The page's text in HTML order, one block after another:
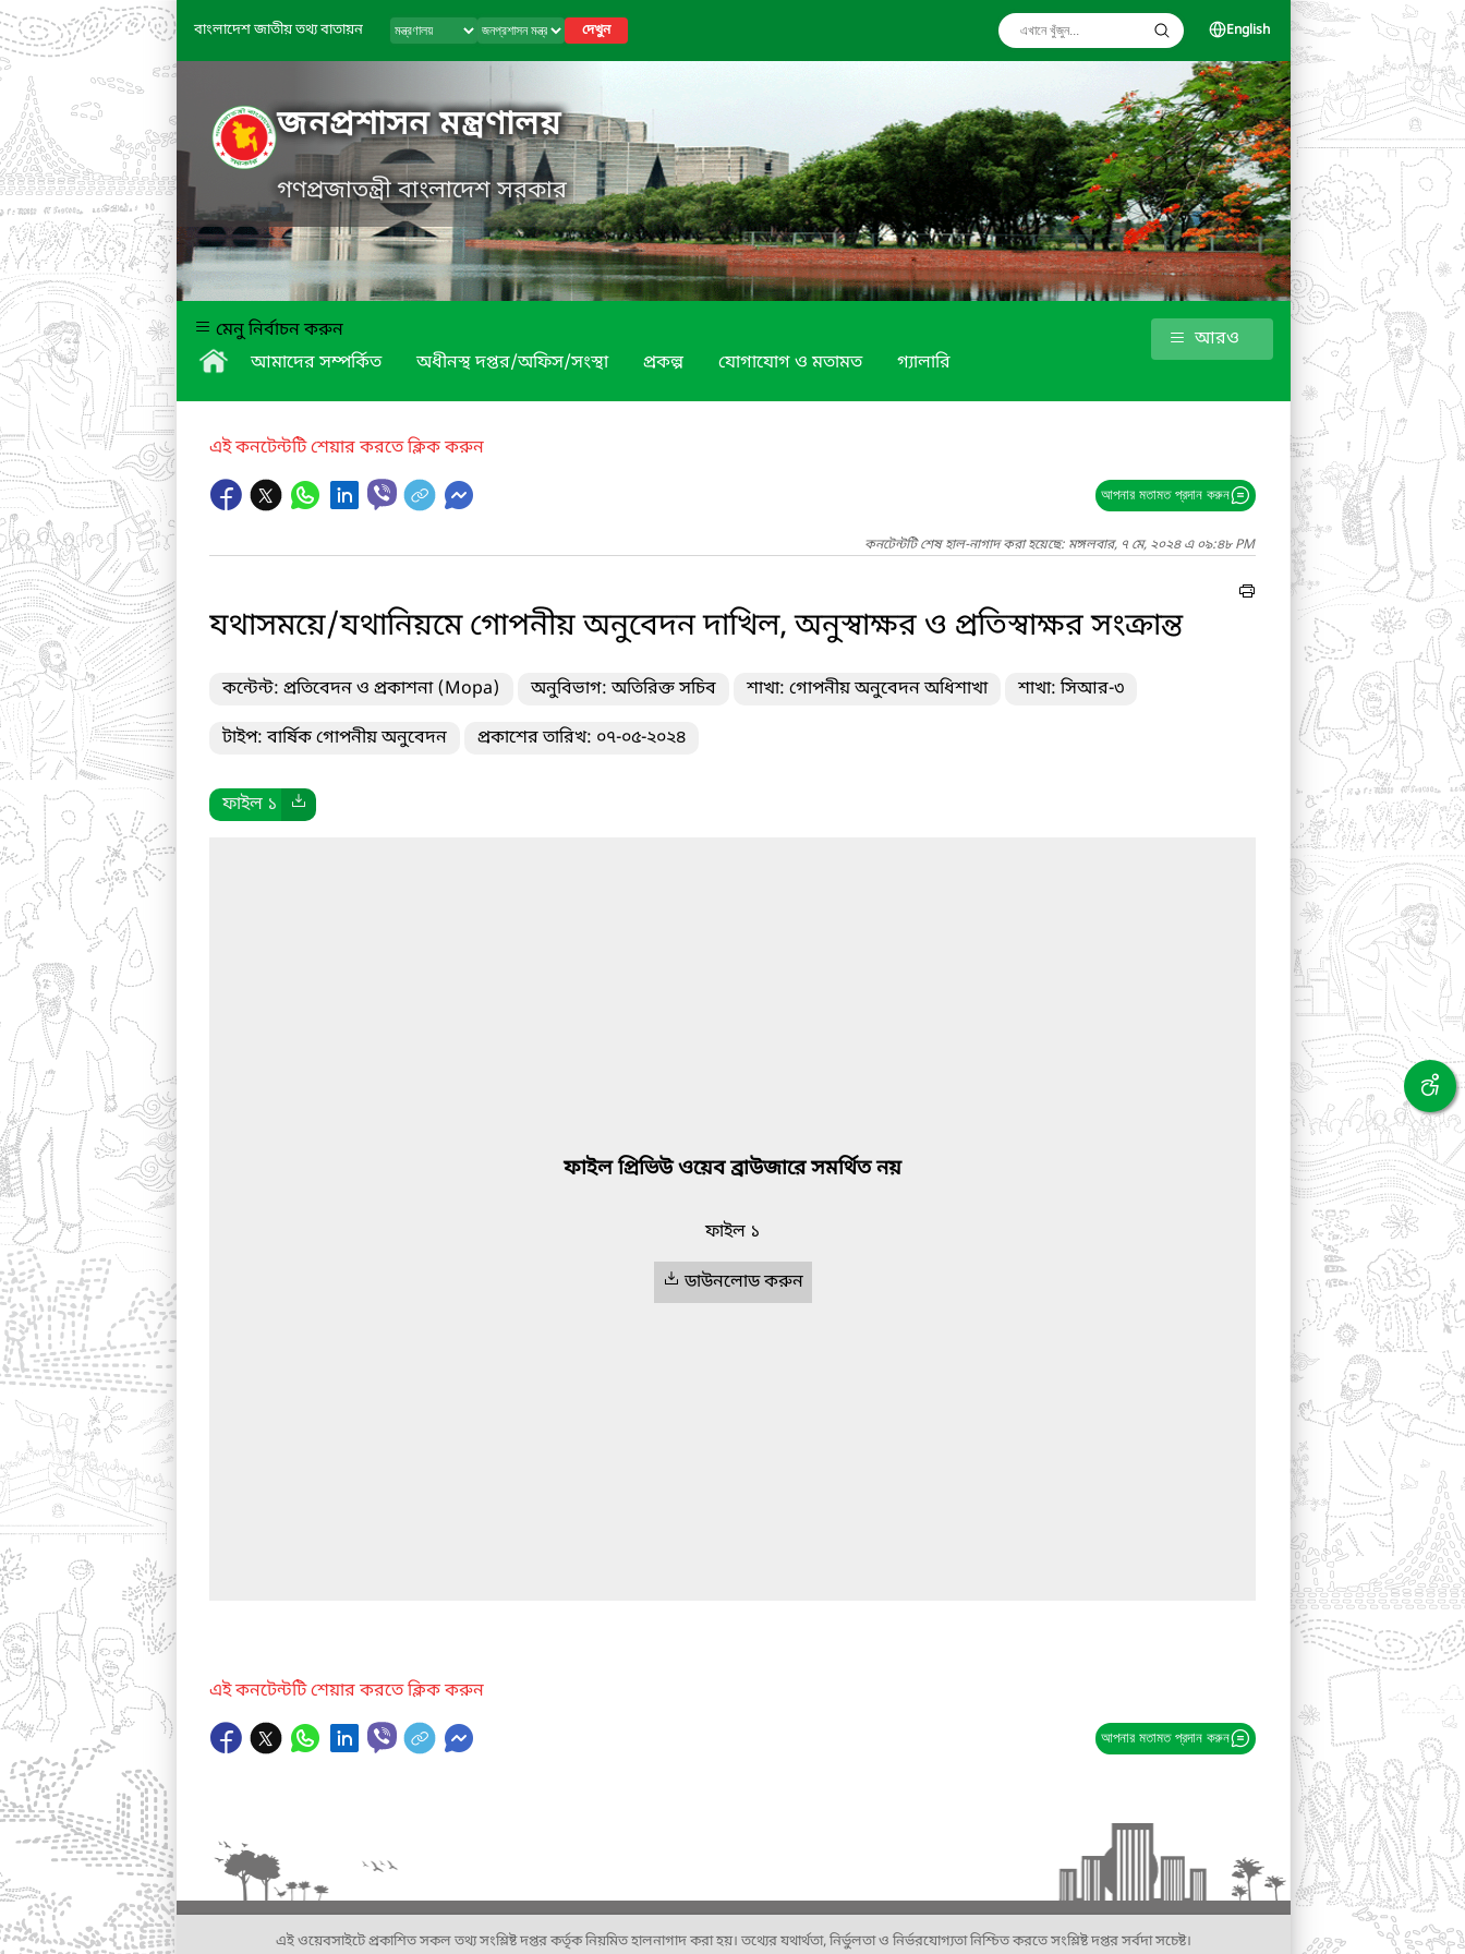
বাংলাদেশ জাতীয় তথ্য বাতায়ন দেখুন English
জনপ্রশাসন মন্ত্রণালয়
গণপ্রজাতন্ত্রী বাংলাদেশ সরকার
মেনু নির্বাচন করুন
আমাদের সম্পর্কিত
অধীনস্থ দপ্তর/অফিস/সংস্থা প্রকল্প যোগাযোগ ও মতামত গ্যালারি
আরও
এই কনটেন্টটি শেয়ার করতে ক্লিক করুন
আপনার মতামত প্রদান করুন
কনটেন্টটি শেষ হাল-নাগাদ করা হয়েছে: মঙ্গলবার, ৭ মে, ২০২৪ এ ০৯:৪৮ PM
যথাসময়ে/যথানিয়মে গোপনীয় অনুবেদন দাখিল, অনুস্বাক্ষর ও প্রতিস্বাক্ষর সংক্রান্ত
কন্টেন্ট: প্রতিবেদন ও প্রকাশনা (Mopa) অনুবিভাগ: অতিরিক্ত সচিব শাখা: গোপনীয় অনুবেদন অধিশাখা শাখা: সিআর-৩
টাইপ: বার্ষিক গোপনীয় অনুবেদন প্রকাশের তারিখ: ০৭-০৫-২০২৪
ফাইল ১
ফাইল প্রিভিউ ওয়েব ব্রাউজারে সমর্থিত নয়
ফাইল ১
ডাউনলোড করুন
এই কনটেন্টটি শেয়ার করতে ক্লিক করুন
আপনার মতামত প্রদান করুন
এই ওয়েবসাইটে প্রকাশিত সকল তথ্য সংশ্লিষ্ট দপ্তর কর্তৃক নিয়মিত হালনাগাদ করা হয়। তথ্যের যথার্থতা, নির্ভুলতা ও নির্ভরযোগ্যতা নিশ্চিত করতে সংশ্লিষ্ট দপ্তর সর্বদা সচেষ্ট।